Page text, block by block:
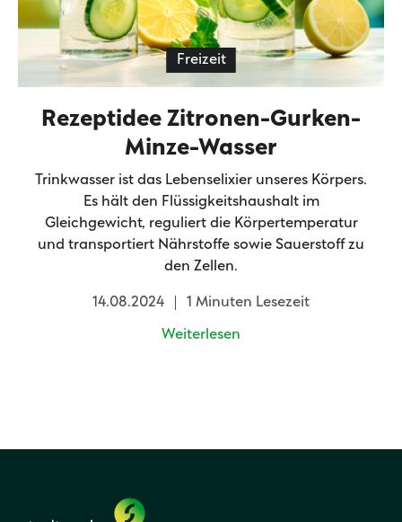
Freizeit
Rezeptidee Zitronen-Gurken-
Minze-Wasser
Trinkwasser ist das Lebenselixier unseres Körpers.
Es hält den Flüssigkeitshaushalt im
Gleichgewicht, reguliert die Körpertemperatur
und transportiert Nährstoffe sowie Sauerstoff zu
den Zellen.
14.08.2024 1 Minuten Lesezeit
Weiterlesen